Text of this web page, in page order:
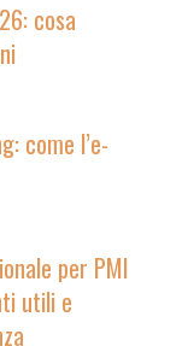
cosa
come l’e-
per PMI
utili e